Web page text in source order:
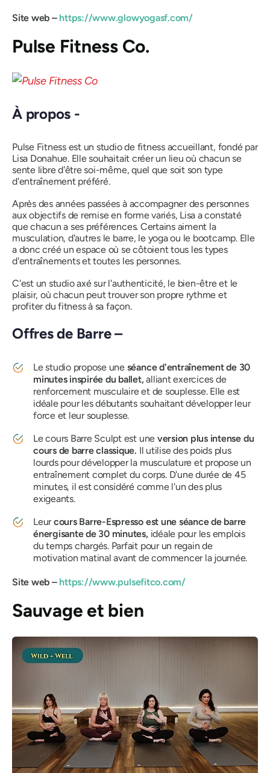
Site web –https://www.glowyogasf.com/
Pulse Fitness Co.
À propos -
Pulse Fitness est un studio de fitness accueillant, fondé par
Lisa Donahue. Elle souhaitait créer un lieu où chacun se
sente libre d'être soi-même, quel que soit son type
d'entraînement préféré.
Après des années passées à accompagner des personnes
aux objectifs de remise en forme variés, Lisa a constaté
que chacun a ses préférences. Certains aiment la
musculation, d'autres le barre, le yoga ou le bootcamp. Elle
a donc créé un espace où se côtoient tous les types
d'entraînements et toutes les personnes.
C'est un studio axé sur l'authenticité, le bien-être et le
plaisir, où chacun peut trouver son propre rythme et
profiter du fitness à sa façon.
Offres de Barre –
Le studio propose une séance d'entraînement de 30
minutes inspirée du ballet,alliant exercices de
renforcement musculaire et de souplesse. Elle est
idéale pour les débutants souhaitant développer leur
force et leur souplesse.
Le cours Barre Sculpt est une version plus intense du
cours de barre classique. Il utilise des poids plus
lourds pour développer la musculature et propose un
entraînement complet du corps. D'une durée de 45
minutes, il est considéré comme l'un des plus
exigeants.
Leurcours Barre-Espresso est une séance de barre
énergisante de 30 minutes,idéale pour les emplois
du temps chargés. Parfait pour un regain de
motivation matinal avant de commencer la journée.
Site web –https://www.pulsefitco.com/
Sauvage et bien